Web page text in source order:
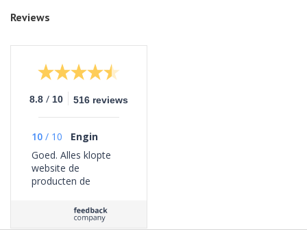
Reviews
8.8 / 10 516 reviews
10 / 10
Engin
Goed. Alles klopte
website de
producten de
problemen ervaren.